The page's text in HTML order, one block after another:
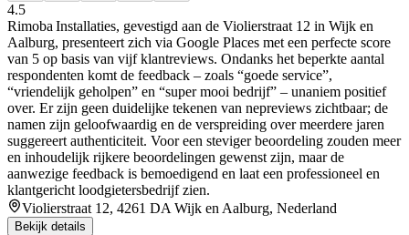
4.5
Rimoba Installaties, gevestigd aan de Violierstraat 12 in Wijk en
Aalburg, presenteert zich via Google Places met een perfecte score
van 5 op basis van vijf klantreviews. Ondanks het beperkte aantal
respondenten komt de feedback – zoals “goede service”,
“vriendelijk geholpen” en “super mooi bedrijf” – unaniem positief
over. Er zijn geen duidelijke tekenen van nepreviews zichtbaar; de
namen zijn geloofwaardig en de verspreiding over meerdere jaren
suggereert authenticiteit. Voor een steviger beoordeling zouden meer
en inhoudelijk rijkere beoordelingen gewenst zijn, maar de
aanwezige feedback is bemoedigend en laat een professioneel en
klantgericht loodgietersbedrijf zien.
Violierstraat 12, 4261 DA Wijk en Aalburg, Nederland
Bekijk details